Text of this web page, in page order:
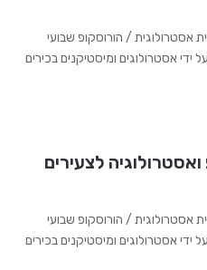
אסטרולוגית / הורוסקופ שבועי
ידי אסטרולוגים ומיסטיקנים בכירים
לצעירים
אסטרולוגית / הורוסקופ שבועי
ידי אסטרולוגים ומיסטיקנים בכירים